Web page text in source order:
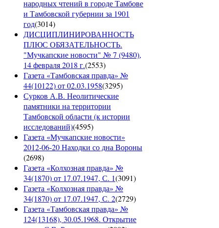
народных чтений в городе Тамбове
и Тамбовской губернии за 1901
год(3014)
ДИСЦИПЛИНИРОВАННОСТЬ
ПЛЮС ОБЯЗАТЕЛЬНОСТЬ.
"Мучкапские новости" № 7 (9480),
14 февраля 2018 г.(2553)
Газета «Тамбовская правда» №
44(10122) от 02.03.1958(3295)
Сурков А.В. Неолитические
памятники на территории
Тамбовской области (к истории
исследований)(4595)
Газета «Мучкапские новости»
2012-06-20 Находки со дна Вороны
(2698)
Газета «Колхозная правда» №
34(1870) от 17.07.1947, С. 1(3091)
Газета «Колхозная правда» №
34(1870) от 17.07.1947, С. 2(2729)
Газета «Тамбовская правда» №
124(13168), 30.05.1968. Открытие